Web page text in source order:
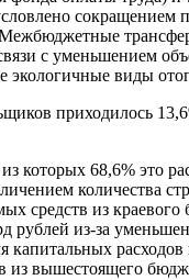
сокращением
с уменьшением
экологичные виды
приходилось
которых 68,6% это
количества
средств из
из-за
расходов
вышестоящего